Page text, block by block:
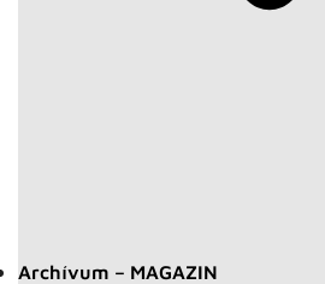
Archívum – MAGAZIN